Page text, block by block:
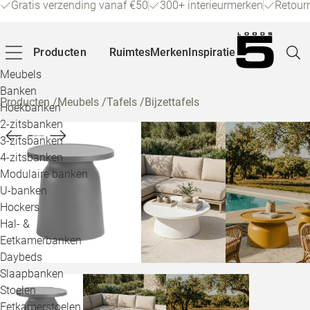
Gratis verzending vanaf €50 300+ interieurmerken
Producten
Meubels
Banken
Hoekbanken
2-zitsbanken
3-zitsbanken
4-zitsbanken
Modulaire banken
U-banken
Hockers
Hal- &
Eetkamerbanken
Daybeds
Slaapbanken
Stoelen
Eetkamerstoelen
RuimtesMerkenInspiratie
Producten/Meubels /Tafels /Bijzettafels